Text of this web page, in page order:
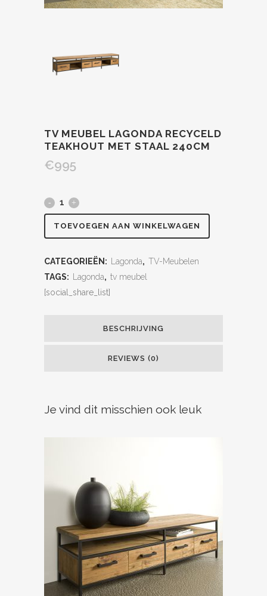
TV MEUBEL LAGONDA RECYCELD
TEAKHOUT MET STAAL 240CM
€995
TOEVOEGEN AAN WINKELWAGEN
CATEGORIEËN: Lagonda, TV-Meubelen
TAGS:
Lagonda, tv meubel
[social_share_list]
BESCHRIJVING
REVIEWS (0)
Je vind dit misschien ook leuk